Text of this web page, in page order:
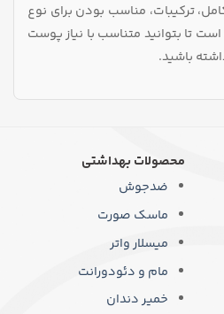
ترکیبات، مناسب بودن برای نوع
تا بتوانید متناسب با نیاز پوست
باشید.
محصولات بهداشتی
ضدجوش
ماسک صورت
میسلار واتر
مام و دئودورانت
خمیر دندان